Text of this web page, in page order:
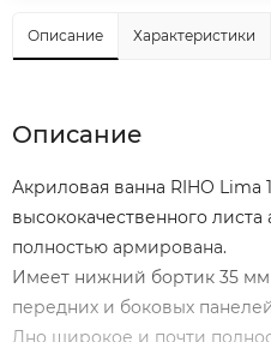
Описание Характеристики
Описание
Акриловая ванна RIHO Lima
высококачественного
полностью армирована.
Имеет нижний бортик 35 мм
передних и боковых
Дно широкое и почти